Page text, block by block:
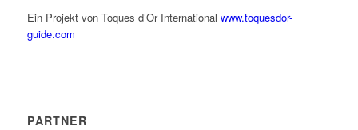
Ein Projekt von Toques d’Or International www.toquesdor-
guide.com
PARTNER